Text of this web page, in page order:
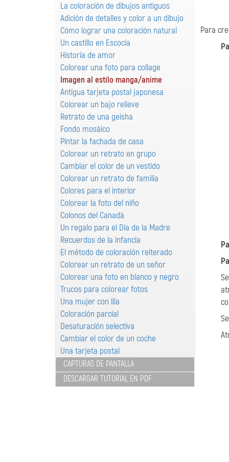
La coloración de dibujos antiguos
Adición de detalles y color a un dibujo
Cómo lograr una coloración natural
Un castillo en Escocia
Historia de amor
Colorear una foto para collage
Imagen al estilo manga/anime
Antigua tarjeta postal japonesa
Colorear un bajo relieve
Retrato de una geisha
Fondo mosáico
Pintar la fachada de casa
Colorear un retrato en grupo
Cambiar el color de un vestido
Colorear un retrato de familia
Colores para el interior
Colorear la foto del niño
Colonos del Canadà
Un regalo para el Día de la Madre
Recuerdos de la infancia
El método de coloración reiterado
Colorear un retrato de un señor
Colorear una foto en blanco y negro
Trucos para colorear fotos
Una mujer con lila
Coloración parcial
Desaturación selectiva
Cambiar el color de un coche
Una tarjeta postal
CAPTURAS DE PANTALLA
DESCARGAR TUTORIAL EN PDF
Para